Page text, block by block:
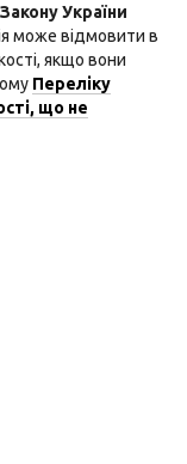
Закону України
може відмовити в
якщо вони
Переліку
що не